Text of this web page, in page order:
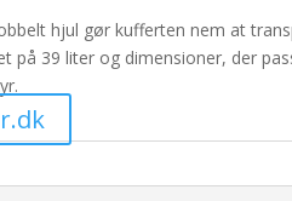
hjul gør kufferten nem at
på 39 liter og dimensioner, der